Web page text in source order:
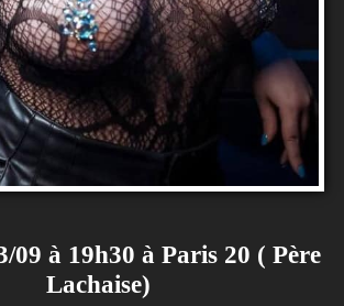
09 à 19h30 à Paris 20 ( Père
Lachaise)